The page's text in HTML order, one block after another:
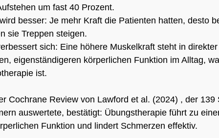
um fast 40 Prozent.
besser: Je mehr Kraft die Patienten hatten, desto
sie Treppen steigen.
sich: Eine höhere Muskelkraft steht in
eigenständigeren körperlichen Funktion im Alltag,
ist.
Cochrane Review von Lawford et al. (2024) , der
auswertete, bestätigt: Übungstherapie führt zu
Funktion und lindert Schmerzen effektiv.